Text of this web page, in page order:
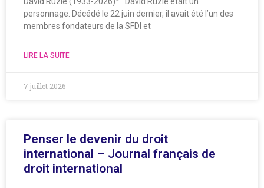
personnage. Décédé le 22 juin dernier, il avait été l’un des
membres fondateurs de la SFDI et
LIRE LA SUITE
7 juillet 2026
Penser le devenir du droit
international – Journal français de
droit international